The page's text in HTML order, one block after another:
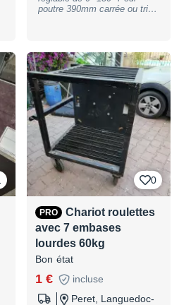
poutre 390mm carrée ou tri
d'expédition, ou remise en
main propre. Prix unitaire, 2
pièces dispo. Le prix est
ferme.
0
PRO
Chariot roulettes
avec 7 embases
lourdes 60kg
Bon état
1 €
incluse
Peret, Languedoc-